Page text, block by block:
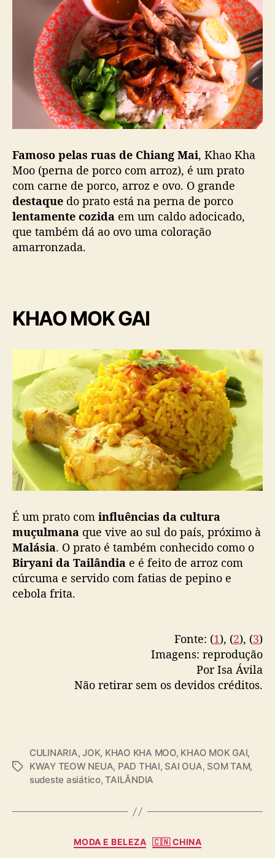
Famoso pelas ruas de Chiang Mai, Khao Kha
Moo (perna de porco com arroz), é um prato
com carne de porco, arroz e ovo. O grande
destaque do prato está na perna de porco
lentamente cozida em um caldo adocicado,
que também dá ao ovo uma coloração
amarronzada.
KHAO MOK GAI
É um prato com influências da cultura
muçulmana que vive ao sul do país, próximo à
Malásia. O prato é também conhecido como o
Biryani da Tailândia e é feito de arroz com
cúrcuma e servido com fatias de pepino e
cebola frita.
Fonte: (1), (2), (3)
Imagens: reprodução
Por Isa Ávila
Não retirar sem os devidos créditos.
T
CULINARIA,JOK, KHAO KHA MOO, KHAO MOK GAI,
KWAY TEOW NEUA, PAD THAI, SAI OUA, SOM TAM,
sudeste asiático,TAILÂNDIA
C
MODA E BELEZA 🇨🇳 CHINA